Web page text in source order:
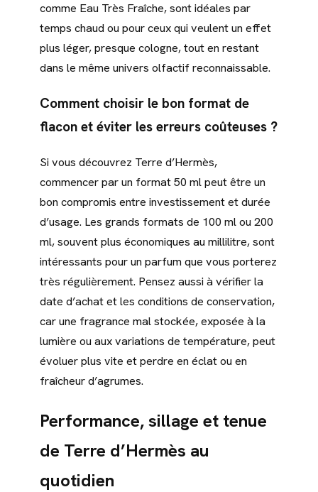
comme Eau Très Fraîche, sont idéales par
temps chaud ou pour ceux qui veulent un effet
plus léger, presque cologne, tout en restant
dans le même univers olfactif reconnaissable.
Comment choisir le bon format de
flacon et éviter les erreurs coûteuses ?
Si vous découvrez Terre d’Hermès,
commencer par un format 50 ml peut être un
bon compromis entre investissement et durée
d’usage. Les grands formats de 100 ml ou 200
ml, souvent plus économiques au millilitre, sont
intéressants pour un parfum que vous porterez
très régulièrement. Pensez aussi à vérifier la
date d’achat et les conditions de conservation,
car une fragrance mal stockée, exposée à la
lumière ou aux variations de température, peut
évoluer plus vite et perdre en éclat ou en
fraîcheur d’agrumes.
Performance, sillage et tenue
de Terre d’Hermès au
quotidien